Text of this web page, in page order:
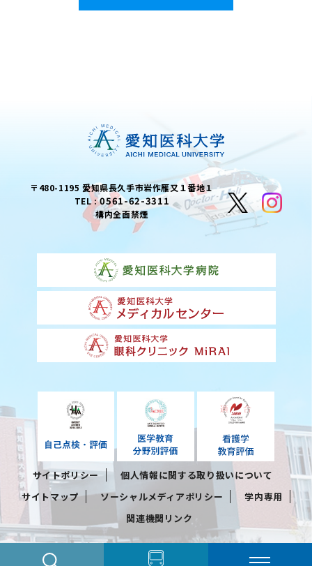
〒480-1195 愛知県長久手市岩作雁又１番地１
TEL :0561-62-3311
構内全面禁煙
サイトポリシー
個人情報に関する取り扱いについて
サイトマップ
ソーシャルメディアポリシー
学内専用
関連機関リンク